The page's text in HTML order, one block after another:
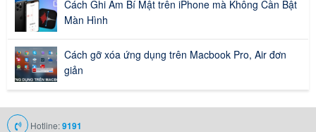
Cách Ghi Âm Bí Mật trên iPhone mà Không Cần Bật
Màn Hình
Cách gỡ xóa ứng dụng trên Macbook Pro, Air đơn
giản
Hotline:9191